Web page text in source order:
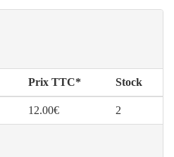
Prix TTC* Stock
12.00€ 2